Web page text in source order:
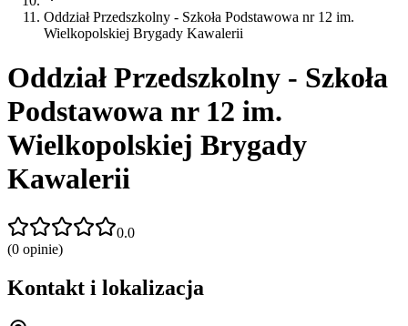
Oddział Przedszkolny - Szkoła Podstawowa nr 12 im.
Wielkopolskiej Brygady Kawalerii
Oddział Przedszkolny - Szkoła
Podstawowa nr 12 im.
Wielkopolskiej Brygady
Kawalerii
0.0
(0 opinie)
Kontakt i lokalizacja